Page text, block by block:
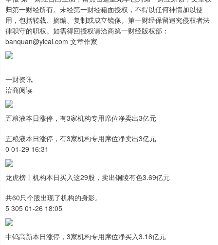
归第一财经所有。未经第一财经籍面授权，不得以任何神情加以使
用，包括转载、摘编、复制或成立镜像。第一财经保留追究侵权者法
律职守的职权。如需得回授权请洽商第一财经版权部：
banquan@yicai.com 文章作家
一财资讯
洽商阅读
五粮液本日涨停，有3家机构专用席位净卖出3亿元
五粮液本日涨停，有3家机构专用席位净卖出3亿元
0 01-29 16:31
龙虎榜丨机构本日买入这29股，卖出铜陵有色3.69亿元
共60只个股出现了机构的身影。
5 305 01-26 18:05
中钨高新本日涨停，3家机构专用席位净买入3.16亿元